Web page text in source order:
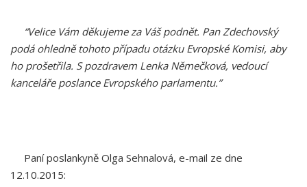
“Velice Vám děkujeme za Váš podnět. Pan Zdechovský
podá ohledně tohoto případu otázku Evropské Komisi, aby
ho prošetřila. S pozdravem Lenka Němečková, vedoucí
kanceláře poslance Evropského parlamentu.”
Paní poslankyně Olga Sehnalová, e-mail ze dne
12.10.2015: